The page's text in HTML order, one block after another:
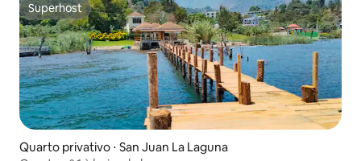
Superhost
Superhost
Quarto privativo ⋅ San Juan La Laguna